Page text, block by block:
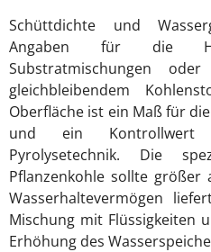
Schüttdichte und
Angaben für die
Substratmischungen
gleichbleibendem
Oberfläche ist ein Maß für
und ein
Pyrolysetechnik. Die
Pflanzenkohle sollte größer
Wasserhaltevermögen
Mischung mit Flüssigkeiten
Erhöhung des